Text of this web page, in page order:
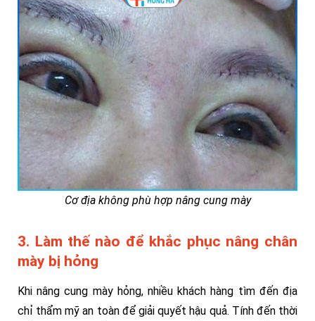
Cơ địa không phù hợp nâng cung mày
3. Làm thế nào để khắc phục nâng chân
mày bị hỏng
Khi nâng cung mày hỏng, nhiều khách hàng tìm đến địa
chỉ thẩm mỹ an toàn để giải quyết hậu quả. Tính đến thời